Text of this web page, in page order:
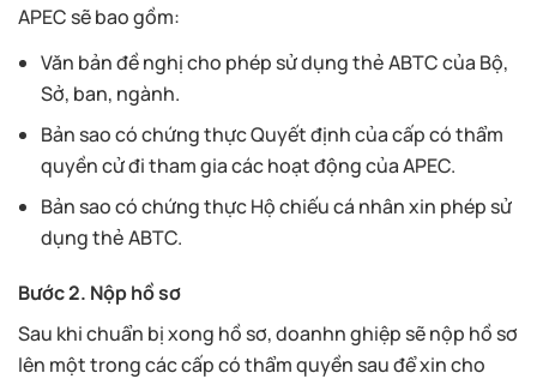
APEC sẽ bao gồm:
Văn bản đề nghị cho phép sử dụng thẻ ABTC của Bộ,
Sở, ban, ngành.
Bản sao có chứng thực Quyết định của cấp có thẩm
quyền cử đi tham gia các hoạt động của APEC.
Bản sao có chứng thực Hộ chiếu cá nhân xin phép sử
dụng thẻ ABTC.
Bước 2. Nộp hồ sơ
Sau khi chuẩn bị xong hồ sơ, doanhn ghiệp sẽ nộp hồ sơ
lên một trong các cấp có thẩm quyền sau để xin cho